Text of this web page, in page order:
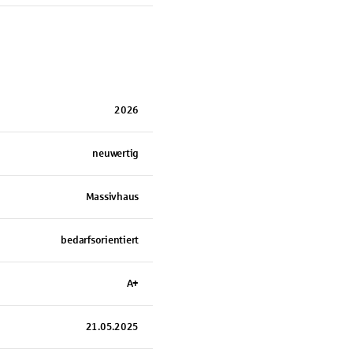
2026
neuwertig
Massivhaus
bedarfsorientiert
A+
21.05.2025